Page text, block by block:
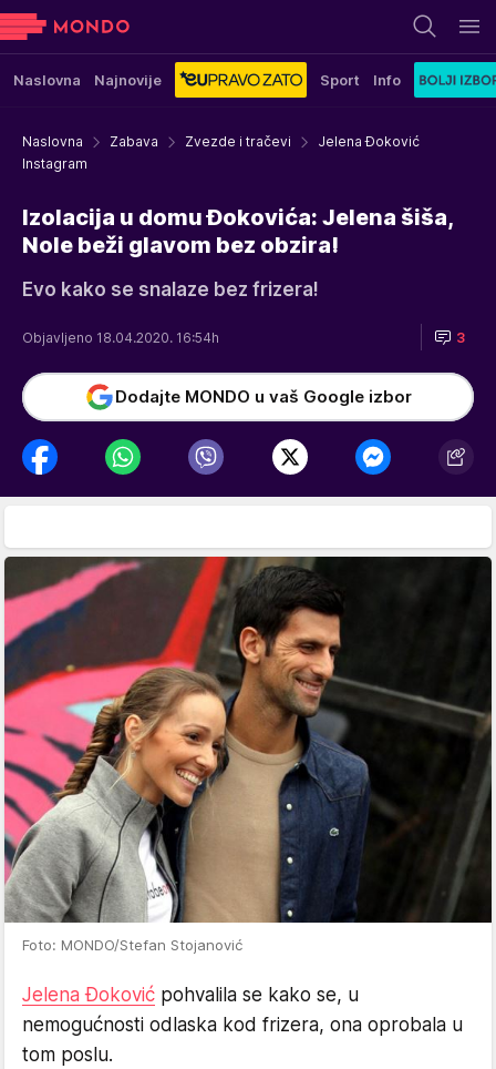
Naslovna Najnovije Sport Info
Naslovna Zabava Zvezde i tračevi
Jelena Đoković
Instagram
Izolacija u domu Đokovića: Jelena šiša,
Nole beži glavom bez obzira!
Evo kako se snalaze bez frizera!
Objavljeno 18.04.2020. 16:54h 3
Dodajte MONDO u vaš Google izbor
Foto: MONDO/Stefan Stojanović
Jelena Đoković pohvalila se kako se, u
nemogućnosti odlaska kod frizera, ona oprobala u
tom poslu.